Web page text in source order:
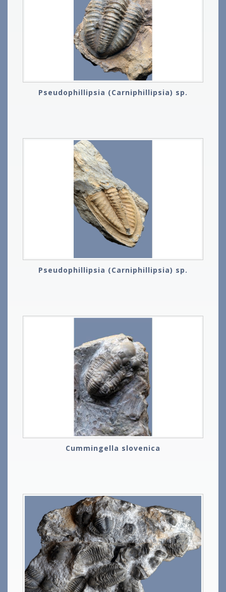
Pseudophillipsia (Carniphillipsia) sp.
Pseudophillipsia (Carniphillipsia) sp.
Cummingella slovenica